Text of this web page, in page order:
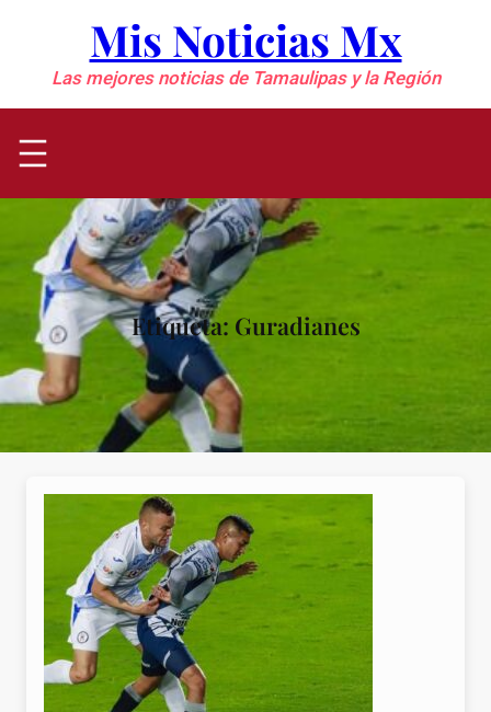
contenido
Mis Noticias Mx
Las mejores noticias de Tamaulipas y la Región
Etiqueta: Guradianes